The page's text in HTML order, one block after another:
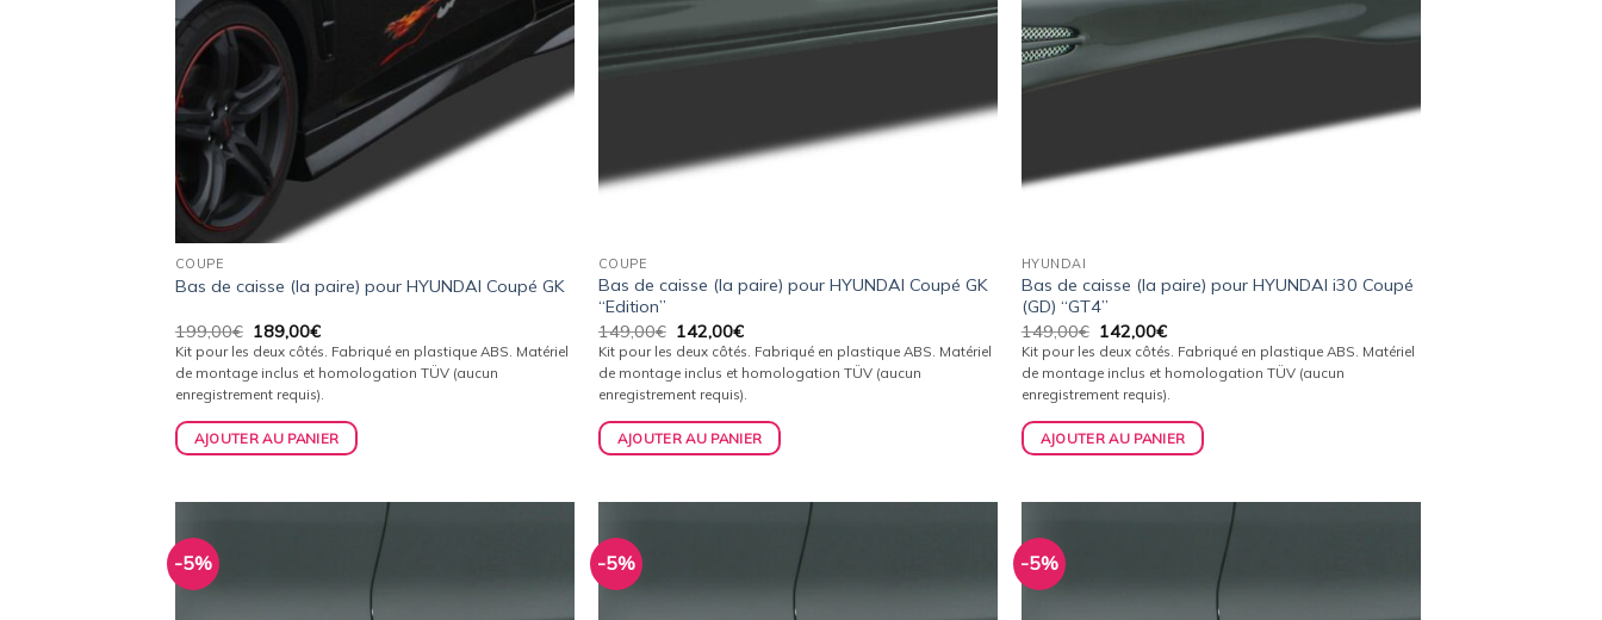
COUPE
Bas de caisse (la paire) pour HYUNDAI Coupé GK
199,00€ Le
prix
initial
était :
199,00€.
189,00€Le
prix
actuel
est :
189,00€.
Kit pour les deux côtés. Fabriqué en plastique ABS. Matériel
de montage inclus et homologation TÜV (aucun
enregistrement requis).
AJOUTER AU PANIER
COUPE
Bas de caisse (la paire) pour HYUNDAI Coupé GK
“Edition”
149,00€ Le
prix
initial
était :
149,00€.
142,00€Le
prix
actuel
est :
142,00€.
Kit pour les deux côtés. Fabriqué en plastique ABS. Matériel
de montage inclus et homologation TÜV (aucun
enregistrement requis).
AJOUTER AU PANIER
HYUNDAI
Bas de caisse (la paire) pour HYUNDAI i30 Coupé
(GD) “GT4”
149,00€ Le
prix
initial
était :
149,00€.
142,00€Le
prix
actuel
est :
142,00€.
Kit pour les deux côtés. Fabriqué en plastique ABS. Matériel
de montage inclus et homologation TÜV (aucun
enregistrement requis).
AJOUTER AU PANIER
-5% -5% -5%